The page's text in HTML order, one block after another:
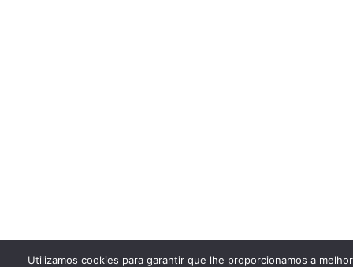
Utilizamos cookies para garantir que lhe proporcionamos a